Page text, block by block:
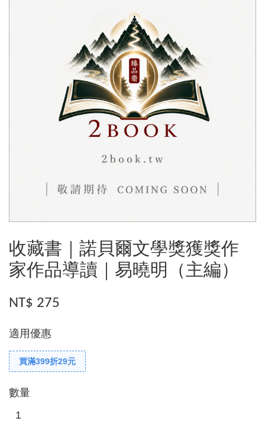
收藏書｜諾貝爾文學獎獲獎作
家作品導讀｜易曉明（主編）
NT$ 275
適用優惠
買滿399折29元
數量